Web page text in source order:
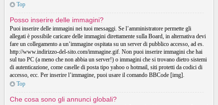
Top
Posso inserire delle immagini?
Puoi inserire delle immagini nei tuoi messaggi. Se l’amministratore permette gli
allegati è possibile caricare delle immagini direttamente sulla Board, in alternativa devi
fare un collegamento a un’immagine ospitata su un server di pubblico accesso, ad es.
http://www.indirizzo-del-sito.com/immagine.gif. Non puoi inserire immagini che hai
sul tuo PC (a meno che non abbia un server!) o immagini che si trovano dietro sistemi
di autenticazione, come caselle di posta tipo yahoo o hotmail, siti protetti da codici di
accesso, ecc. Per inserire l’immagine, puoi usare il comando BBCode [img].
Top
Che cosa sono gli annunci globali?